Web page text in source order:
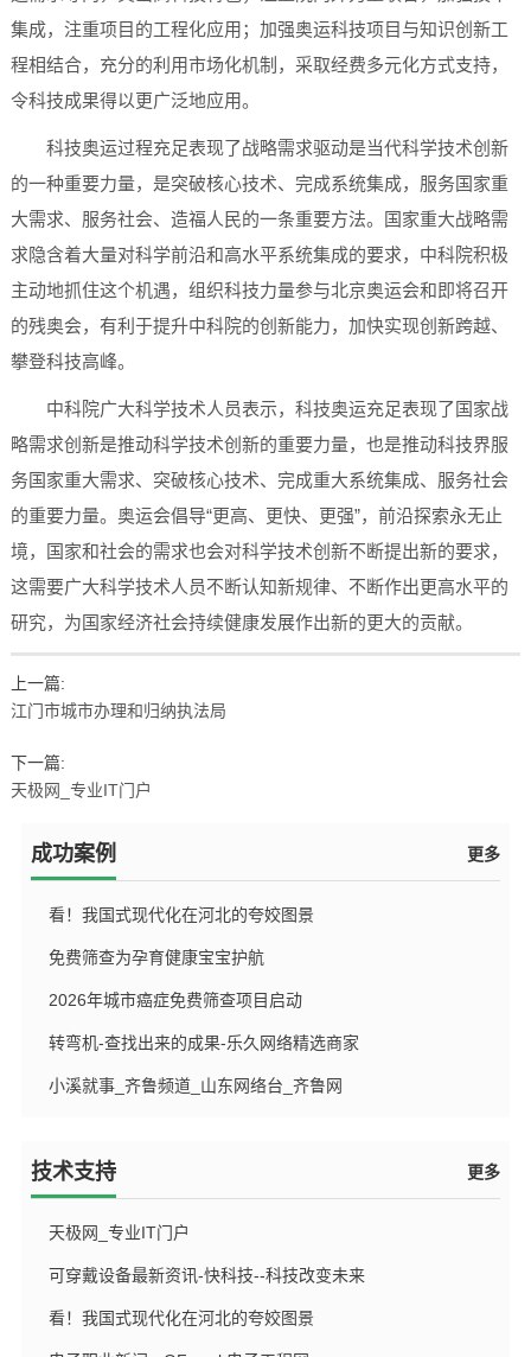
集成，注重项目的工程化应用；加强奥运科技项目与知识创新工
程相结合，充分的利用市场化机制，采取经费多元化方式支持，
令科技成果得以更广泛地应用。
科技奥运过程充足表现了战略需求驱动是当代科学技术创新
的一种重要力量，是突破核心技术、完成系统集成，服务国家重
大需求、服务社会、造福人民的一条重要方法。国家重大战略需
求隐含着大量对科学前沿和高水平系统集成的要求，中科院积极
主动地抓住这个机遇，组织科技力量参与北京奥运会和即将召开
的残奥会，有利于提升中科院的创新能力，加快实现创新跨越、
攀登科技高峰。
中科院广大科学技术人员表示，科技奥运充足表现了国家战
略需求创新是推动科学技术创新的重要力量，也是推动科技界服
务国家重大需求、突破核心技术、完成重大系统集成、服务社会
的重要力量。奥运会倡导“更高、更快、更强”，前沿探索永无止
境，国家和社会的需求也会对科学技术创新不断提出新的要求，
这需要广大科学技术人员不断认知新规律、不断作出更高水平的
研究，为国家经济社会持续健康发展作出新的更大的贡献。
上一篇:
江门市城市办理和归纳执法局
下一篇:
天极网_专业IT门户
成功案例 更多
看！我国式现代化在河北的夸姣图景
{dede:field name='pubdate' function='GetDateMk(@me)'/}
免费筛查为孕育健康宝宝护航
{dede:field name='pubdate' function='GetDateMk(@me)'/}
2026年城市癌症免费筛查项目启动
{dede:field name='pubdate' function='GetDateMk(@me)'/}
转弯机-查找出来的成果-乐久网络精选商家
{dede:field name='pubdate' function='GetDateMk(@me)'/}
小溪就事_齐鲁频道_山东网络台_齐鲁网
技术支持 更多
天极网_专业IT门户
{dede:field name='pubdate' function='GetDateMk(@me)'/}
可穿戴设备最新资讯-快科技--科技改变未来
{dede:field name='pubdate' function='GetDateMk(@me)'/}
看！我国式现代化在河北的夸姣图景